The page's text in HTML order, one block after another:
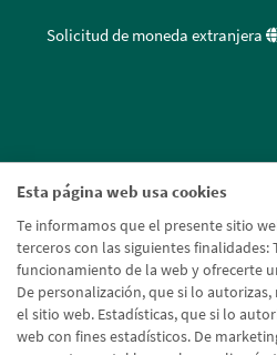
Esta página web usa cookies
Te informamos que el presente sitio
terceros con las siguientes finalidades:
funcionamiento de la web y ofrecerte
De personalización, que si lo
el sitio web. Estadísticas, que si lo
web con fines estadísticos. De
Solicitud de moneda extranjera